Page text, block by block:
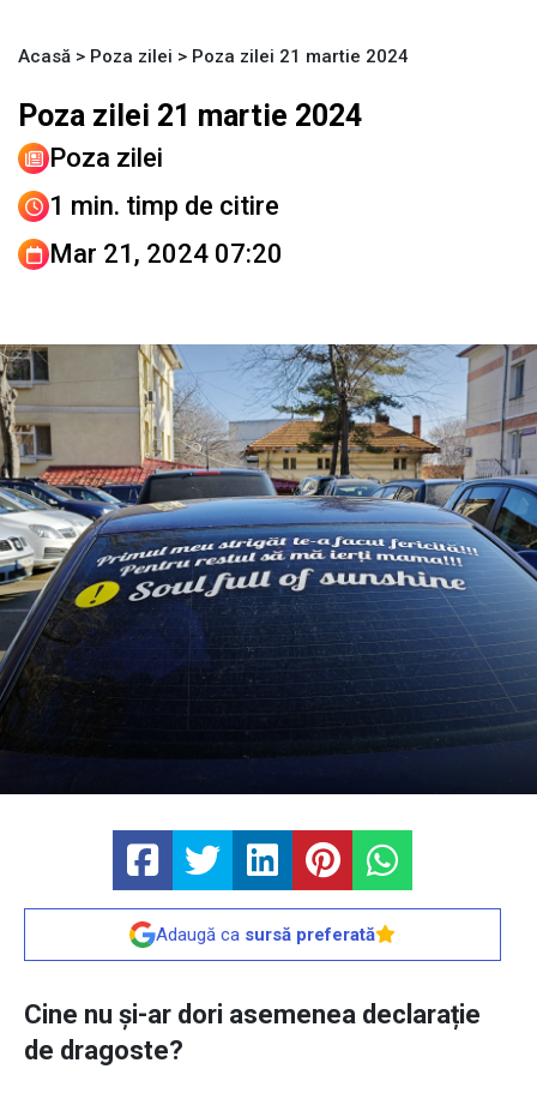
Acasă > Poza zilei > Poza zilei 21 martie 2024
Poza zilei 21 martie 2024
Poza zilei
1 min. timp de citire
Mar 21, 2024 07:20
Adaugă ca sursă preferată
Cine nu și-ar dori asemenea declarație
de dragoste?